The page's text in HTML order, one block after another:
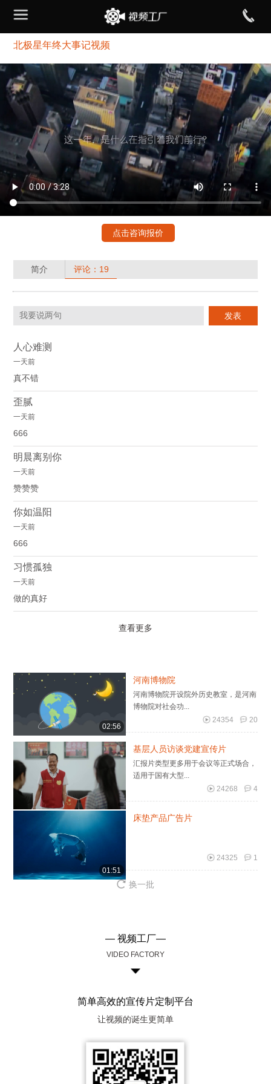
北极星年终大事记视频
点击咨询报价
简介 评论：19
人心难测
一天前
真不错
歪腻
一天前
666
明晨离别你
一天前
赞赞赞
你如温阳
一天前
666
习惯孤独
一天前
做的真好
查看更多
02:56
河南博物院
河南博物院开设院外历史教室，是河南
博物院对社会功...
20
24354
基层人员访谈党建宣传片
汇报片类型更多用于会议等正式场合，
适用于国有大型...
4
24268
01:51
床垫产品广告片
1
24325
换一批
— 视频工厂—
VIDEO FACTORY
简单高效的宣传片定制平台
让视频的诞生更简单